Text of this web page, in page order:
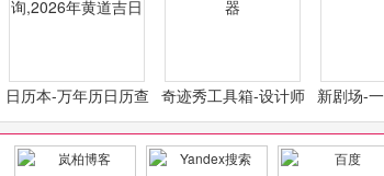
日历本-万年历日历查
询-2026年日历,2026
年老黄历查询,2026年
奇迹秀工具箱-设计师
必备设计工具及各类设
计辅助神器
新剧场-
分